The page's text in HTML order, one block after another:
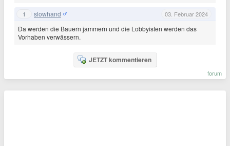
1 slowhand 03. Februar 2024
Da werden die Bauern jammern und die Lobbyisten werden das
Vorhaben verwässern.
JETZT kommentieren
forum